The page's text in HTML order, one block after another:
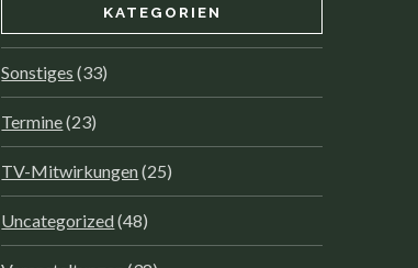
KATEGORIEN
Sonstiges (33)
Termine(23)
TV-Mitwirkungen(25)
Uncategorized(48)